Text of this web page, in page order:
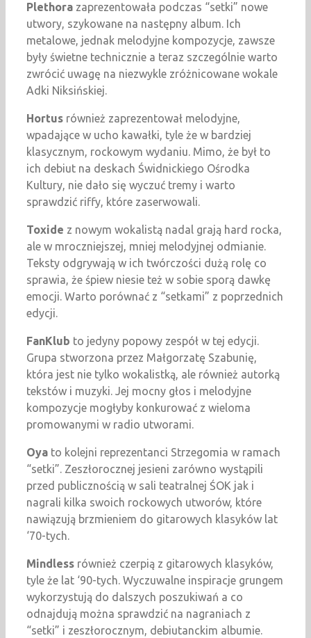
Plethora zaprezentowała podczas “setki” nowe
utwory, szykowane na następny album. Ich
metalowe, jednak melodyjne kompozycje, zawsze
były świetne technicznie a teraz szczególnie warto
zwrócić uwagę na niezwykle zróżnicowane wokale
Adki Niksińskiej.
Hortus również zaprezentował melodyjne,
wpadające w ucho kawałki, tyle że w bardziej
klasycznym, rockowym wydaniu. Mimo, że był to
ich debiut na deskach Świdnickiego Ośrodka
Kultury, nie dało się wyczuć tremy i warto
sprawdzić riffy, które zaserwowali.
Toxide z nowym wokalistą nadal grają hard rocka,
ale w mroczniejszej, mniej melodyjnej odmianie.
Teksty odgrywają w ich twórczości dużą rolę co
sprawia, że śpiew niesie też w sobie sporą dawkę
emocji. Warto porównać z “setkami” z poprzednich
edycji.
FanKlub to jedyny popowy zespół w tej edycji.
Grupa stworzona przez Małgorzatę Szabunię,
która jest nie tylko wokalistką, ale również autorką
tekstów i muzyki. Jej mocny głos i melodyjne
kompozycje mogłyby konkurować z wieloma
promowanymi w radio utworami.
Oya to kolejni reprezentanci Strzegomia w ramach
“setki”. Zeszłorocznej jesieni zarówno wystąpili
przed publicznością w sali teatralnej ŚOK jak i
nagrali kilka swoich rockowych utworów, które
nawiązują brzmieniem do gitarowych klasyków lat
‘70-tych.
Mindless również czerpią z gitarowych klasyków,
tyle że lat ‘90-tych. Wyczuwalne inspiracje grungem
wykorzystują do dalszych poszukiwań a co
odnajdują można sprawdzić na nagraniach z
“setki” i zeszłorocznym, debiutanckim albumie.